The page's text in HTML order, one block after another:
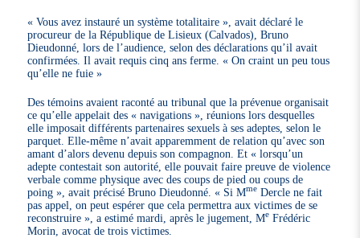
« Vous avez instauré un système totalitaire », avait déclaré le
procureur de la République de Lisieux (Calvados), Bruno
Dieudonné, lors de l’audience, selon des déclarations qu’il avait
confirmées. Il avait requis cinq ans ferme. « On craint un peu tous
qu’elle ne fuie »
Des témoins avaient raconté au tribunal que la prévenue organisait
ce qu’elle appelait des « navigations », réunions lors desquelles
elle imposait différents partenaires sexuels à ses adeptes, selon le
parquet. Elle-même n’avait apparemment de relation qu’avec son
amant d’alors devenu depuis son compagnon. Et « lorsqu’un
adepte contestait son autorité, elle pouvait faire preuve de violence
verbale comme physique avec des coups de pied ou coups de
poing », avait précisé Bruno Dieudonné. « Si Mme Dercle ne fait
pas appel, on peut espérer que cela permettra aux victimes de se
reconstruire », a estimé mardi, après le jugement, Me Frédéric
Morin, avocat de trois victimes.